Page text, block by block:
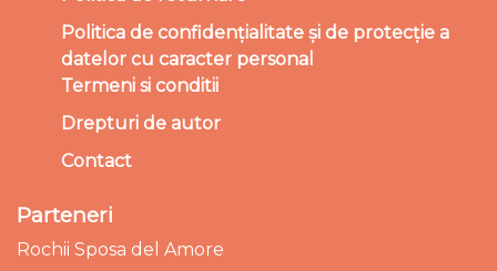
Politica de confidențialitate și de protecție a
datelor cu caracter personal
Termeni si conditii
Drepturi de autor
Contact
Parteneri
Rochii Sposa del Amore